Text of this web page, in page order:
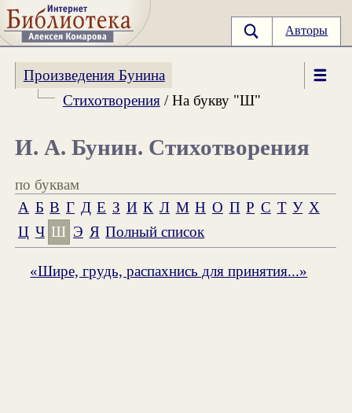
Авторы
Произведения Бунина
Стихотворения/ На букву "Ш"
И. А. Бунин. Стихотворения
по буквам
А Б В Г Д Е З И К Л М Н О П Р С Т У Х
Ц Ч Ш Э Я Полный список
«Шире, грудь, распахнись для принятия...»